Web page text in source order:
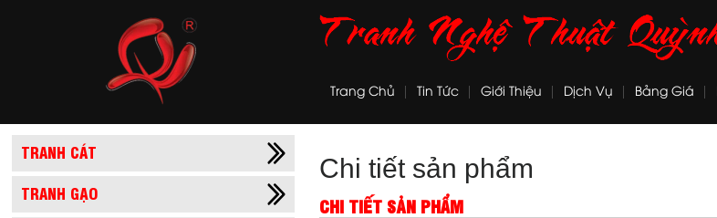
Trang Chủ Tin Tức Giới Thiệu Dịch Vụ Bảng Giá
TRANH CÁT
TRANH GẠO
Chi tiết sản phẩm
CHI TIẾT SẢN PHẨM